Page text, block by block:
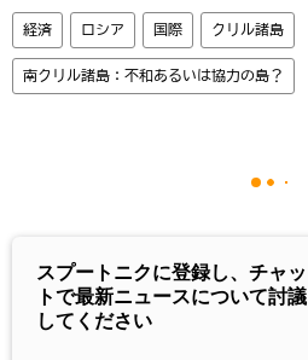
経済 ロシア 国際 クリル諸島
南クリル諸島：不和あるいは協力の島？
スプートニクに登録し、チャッ
トで最新ニュースについて討議
してください